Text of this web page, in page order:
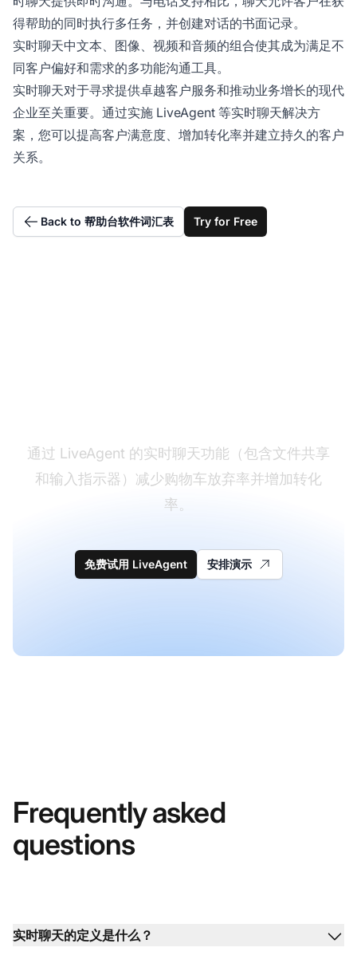
得帮助的同时执行多任务，并创建对话的书面记录。
实时聊天中文本、图像、视频和音频的组合使其成为满足不
同客户偏好和需求的多功能沟通工具。
实时聊天对于寻求提供卓越客户服务和推动业务增长的现代
企业至关重要。通过实施 LiveAgent 等实时聊天解决方
案，您可以提高客户满意度、增加转化率并建立持久的客户
关系。
Back to 帮助台软件词汇表 Try for Free
通过 LiveAgent 的实时聊天功能（包含文件共享
和输入指示器）减少购物车放弃率并增加转化
率。
免费试用 LiveAgent 安排演示
Frequently asked
questions
实时聊天的定义是什么？